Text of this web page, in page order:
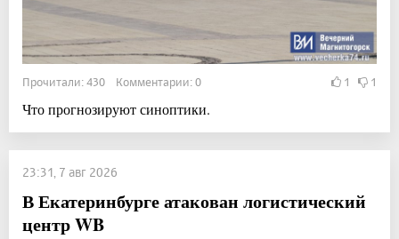
Прочитали: 430 Комментарии: 0 1 1
Что прогнозируют синоптики.
23:31, 7 авг 2026
В Екатеринбурге атакован логистический
центр WB